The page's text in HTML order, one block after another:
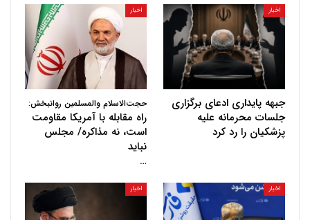
اخبار
جبهه پایداری ادعای برگزاری
جلسات محرمانه علیه
پزشکیان را رد کرد
اخبار
حجت‌الاسلام والمسلمین روانبخش:
راه مقابله با آمریکا مقاومت
است، نه مذاکره/ مجلس
نباید
…
اخبار اخبار